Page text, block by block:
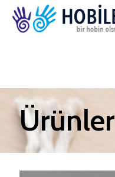
Ürünler